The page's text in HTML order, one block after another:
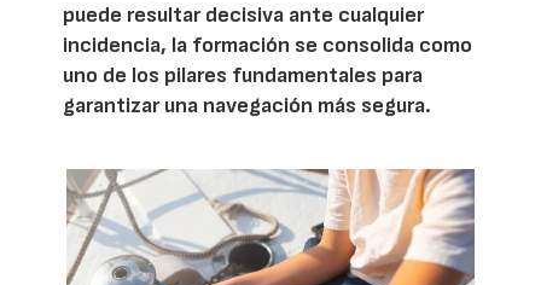
puede resultar decisiva ante cualquier
incidencia, la formación se consolida como
uno de los pilares fundamentales para
garantizar una navegación más segura.